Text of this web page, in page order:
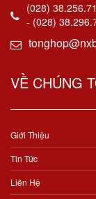
(028)
- (028)
VỀ CHÚNG
Giới Thiệu
Tin Tức
Liên Hệ